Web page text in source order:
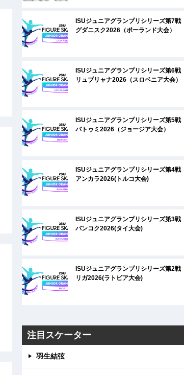
ISUジュニアグランプリシリーズ第7戦
グダニスク2026（ポーランド大会）
ISUジュニアグランプリシリーズ第6戦
リュブリャナ2026（スロベニア大会）
ISUジュニアグランプリシリーズ第5戦
バトゥミ2026（ジョージア大会）
ISUジュニアグランプリシリーズ第4戦
アンカラ2026(トルコ大会)
ISUジュニアグランプリシリーズ第3戦
バンコク2026(タイ大会)
ISUジュニアグランプリシリーズ第2戦
リガ2026(ラトビア大会)
注目スケーター
羽生結弦